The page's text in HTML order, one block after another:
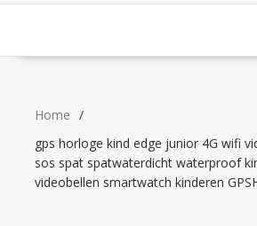
Home
gps horloge kind edge junior 4G wifi
sos spat spatwaterdicht waterproof
videobellen smartwatch kinderen